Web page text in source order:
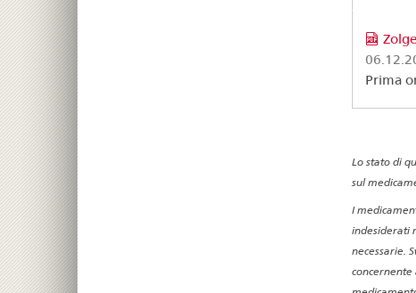
Prima
Lo stato di
sul
I
indesiderati
necessarie.
concernente